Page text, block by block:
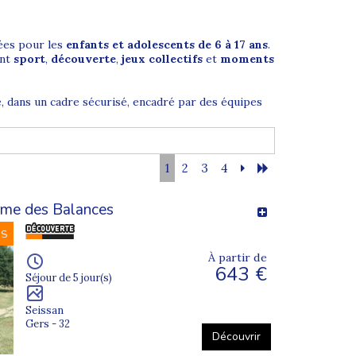
pour les enfants et adolescents de 6 à 17 ans.
sport, découverte, jeux collectifs et moments
un cadre sécurisé, encadré par des équipes
game, grands jeux, veillées… Cette diversité
afin de garantir une dynamique de groupe
et rassurante.
1 2 3 4
des Balances
Séjour de 5 jour(s)
Seissan
Gers - 32
À partir de
643 €
Découvrir